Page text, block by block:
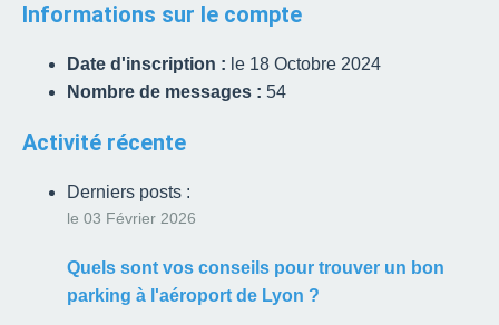
Informations sur le compte
Date d'inscription : le 18 Octobre 2024
Nombre de messages : 54
Activité récente
Derniers posts :
le 03 Février 2026
Quels sont vos conseils pour trouver un bon
parking à l'aéroport de Lyon ?